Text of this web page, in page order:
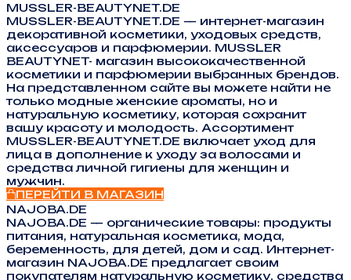
MUSSLER-BEAUTYNET.DE
MUSSLER-BEAUTYNET.DE — интернет-магазин
декоративной косметики, уходовых средств,
аксессуаров и парфюмерии. MUSSLER
BEAUTYNET- магазин высококачественной
косметики и парфюмерии выбранных брендов.
На представленном сайте вы можете найти не
только модные женские ароматы, но и
натуральную косметику, которая сохранит
вашу красоту и молодость. Ассортимент
MUSSLER-BEAUTYNET.DE включает уход для
лица в дополнение к уходу за волосами и
средства личной гигиены для женщин и
мужчин.
ПЕРЕЙТИ В МАГАЗИН
NAJOBA.DE
NAJOBA.DE — органические товары: продукты
питания, натуральная косметика, мода,
беременность, для детей, дом и сад. Интернет-
магазин NAJOBA.DE предлагает своим
покупателям натуральную косметику, средства